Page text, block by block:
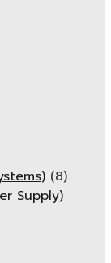
(8)
Supply)